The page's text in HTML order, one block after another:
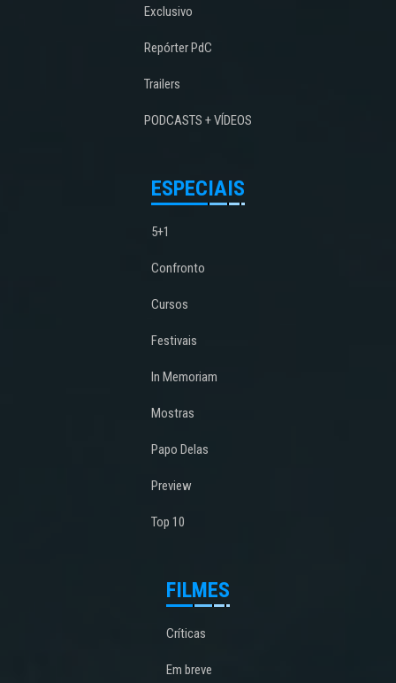
Exclusivo
Repórter PdC
Trailers
PODCASTS + VÍDEOS
ESPECIAIS
5+1
Confronto
Cursos
Festivais
In Memoriam
Mostras
Papo Delas
Preview
Top 10
FILMES
Críticas
Em breve